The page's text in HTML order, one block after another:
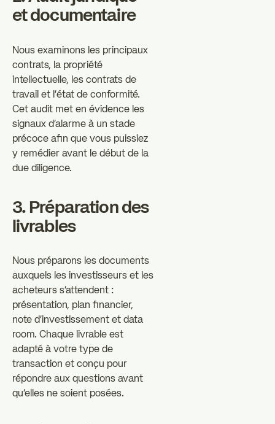
et documentaire
Nous examinons les principaux
contrats, la propriété
intellectuelle, les contrats de
travail et l'état de conformité.
Cet audit met en évidence les
signaux d'alarme à un stade
précoce afin que vous puissiez
y remédier avant le début de la
due diligence.
3. Préparation des
livrables
Nous préparons les documents
auxquels les investisseurs et les
acheteurs s'attendent :
présentation, plan financier,
note d'investissement et data
room. Chaque livrable est
adapté à votre type de
transaction et conçu pour
répondre aux questions avant
qu'elles ne soient posées.